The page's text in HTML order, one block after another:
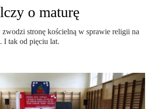
o maturę
stronę kościelną w sprawie religii na
I tak od pięciu lat.